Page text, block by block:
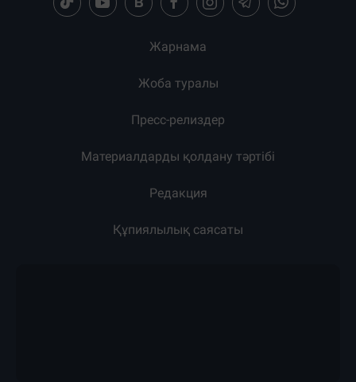
Жарнама
Жоба туралы
Пресс-релиздер
Материалдарды қолдану тәртібі
Редакция
Құпиялылық саясаты